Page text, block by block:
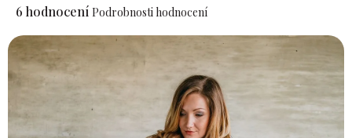
Průměrné
produktu
4,8
z 5
hvězdiček.
6 hodnocení Podrobnosti hodnocení